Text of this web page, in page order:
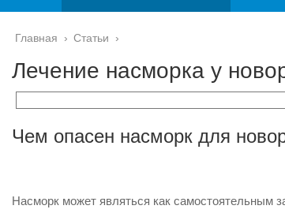
Главная › Статьи ›
Лечение насморка у
Чем опасен насморк для
Насморк может являться как самостоятельным